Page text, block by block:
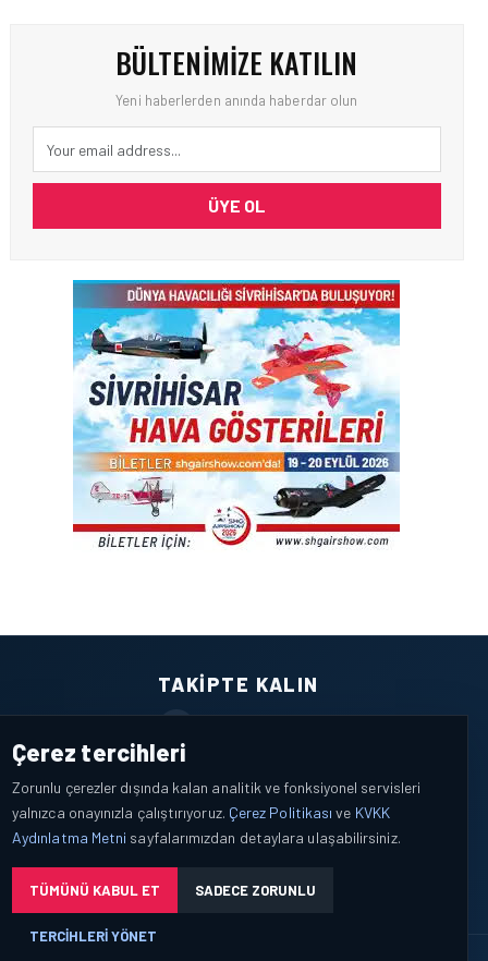
BÜLTENIMIZE KATILIN
Yeni haberlerden anında haberdar olun
ÜYE OL
TAKIPTE KALIN
YouTube
Çerez tercihleri
Zorunlu çerezler dışında kalan analitik ve fonksiyonel servisleri
yalnızca onayınızla çalıştırıyoruz. Çerez Politikası ve KVKK
Aydınlatma Metni sayfalarımızdan detaylara ulaşabilirsiniz.
TÜMÜNÜ KABUL ET SADECE ZORUNLU
TERCIHLERI YÖNET